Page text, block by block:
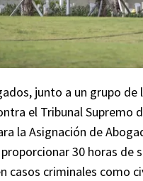
junto a un grupo
el Tribunal
la Asignación de
30 horas
casos criminales como